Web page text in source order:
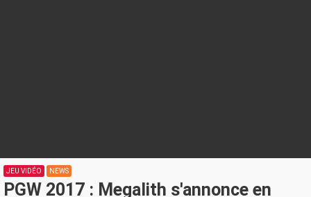
JEU VIDÉO NEWS
PGW 2017 : Megalith s'annonce en